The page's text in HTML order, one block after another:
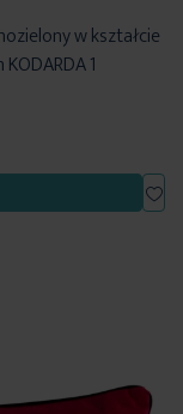
w kształcie
1